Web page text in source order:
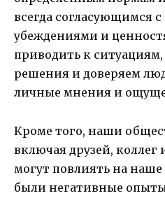
всегда согласующимся
убеждениями и
приводить к
решения и доверяем
личные мнения и
Кроме того, наши
включая друзей,
могут повлиять на наше
были негативные